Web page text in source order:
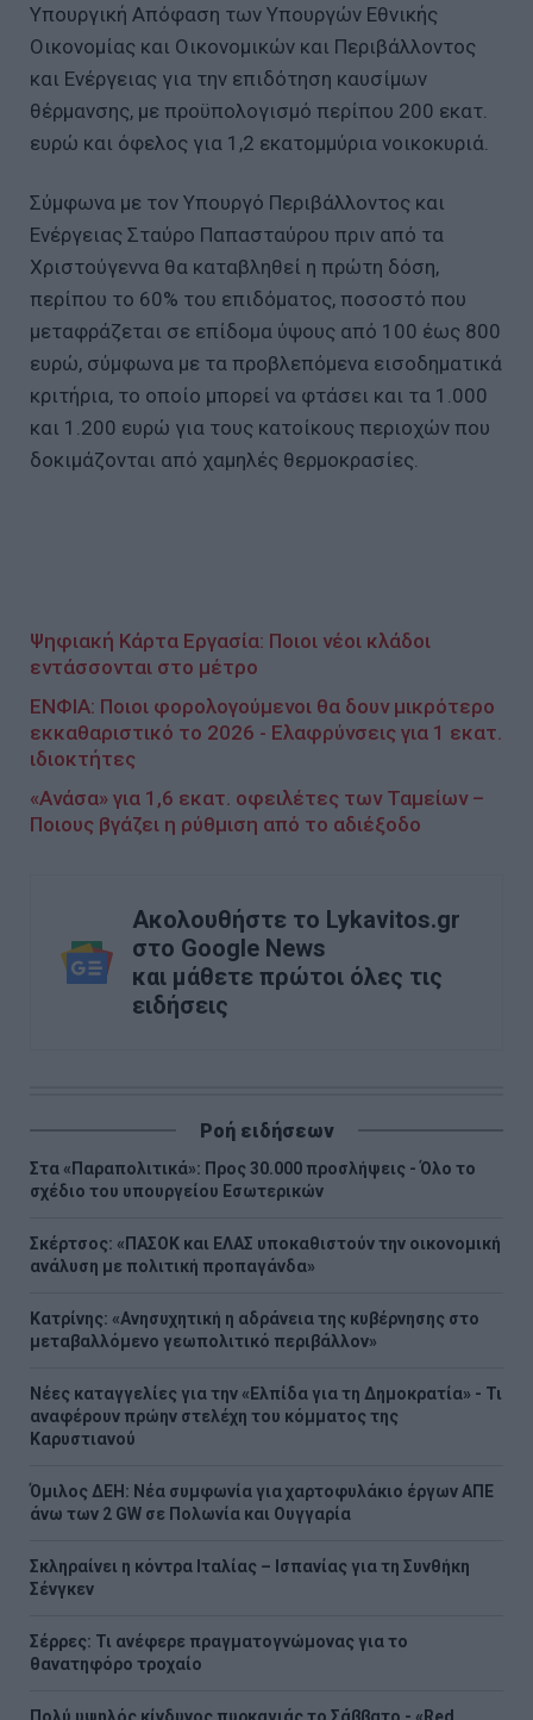
Υπουργική Απόφαση των Υπουργών Εθνικής
Οικονομίας και Οικονομικών και Περιβάλλοντος
και Ενέργειας για την επιδότηση καυσίμων
θέρμανσης, με προϋπολογισμό περίπου 200 εκατ.
ευρώ και όφελος για 1,2 εκατομμύρια νοικοκυριά.
Σύμφωνα με τον Υπουργό Περιβάλλοντος και
Ενέργειας Σταύρο Παπασταύρου πριν από τα
Χριστούγεννα θα καταβληθεί η πρώτη δόση,
περίπου το 60% του επιδόματος, ποσοστό που
μεταφράζεται σε επίδομα ύψους από 100 έως 800
ευρώ, σύμφωνα με τα προβλεπόμενα εισοδηματικά
κριτήρια, το οποίο μπορεί να φτάσει και τα 1.000
και 1.200 ευρώ για τους κατοίκους περιοχών που
δοκιμάζονται από χαμηλές θερμοκρασίες.
Ψηφιακή Κάρτα Εργασία: Ποιοι νέοι κλάδοι
εντάσσονται στο μέτρο
ΕΝΦΙΑ: Ποιοι φορολογούμενοι θα δουν μικρότερο
εκκαθαριστικό το 2026 - Ελαφρύνσεις για 1 εκατ.
ιδιοκτήτες
«Ανάσα» για 1,6 εκατ. οφειλέτες των Ταμείων –
Ποιους βγάζει η ρύθμιση από το αδιέξοδο
Ακολουθήστε το Lykavitos.gr
στο Google News
και μάθετε πρώτοι όλες τις
ειδήσεις
Ροή ειδήσεων
Στα «Παραπολιτικά»: Προς 30.000 προσλήψεις - Όλο το
σχέδιο του υπουργείου Εσωτερικών
Σκέρτσος: «ΠΑΣΟΚ και ΕΛΑΣ υποκαθιστούν την οικονομική
ανάλυση με πολιτική προπαγάνδα»
Κατρίνης: «Ανησυχητική η αδράνεια της κυβέρνησης στο
μεταβαλλόμενο γεωπολιτικό περιβάλλον»
Νέες καταγγελίες για την «Ελπίδα για τη Δημοκρατία» - Τι
αναφέρουν πρώην στελέχη του κόμματος της
Καρυστιανού
Όμιλος ΔΕΗ: Νέα συμφωνία για χαρτοφυλάκιο έργων ΑΠΕ
άνω των 2 GW σε Πολωνία και Ουγγαρία
Σκληραίνει η κόντρα Ιταλίας – Ισπανίας για τη Συνθήκη
Σένγκεν
Σέρρες: Τι ανέφερε πραγματογνώμονας για το
θανατηφόρο τροχαίο
Πολύ υψηλός κίνδυνος πυρκαγιάς το Σάββατο - «Red